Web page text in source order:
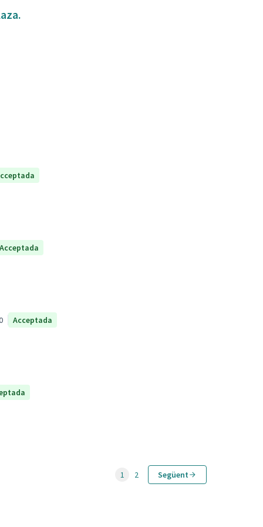
Acceptada
Acceptada
1 2 Següent